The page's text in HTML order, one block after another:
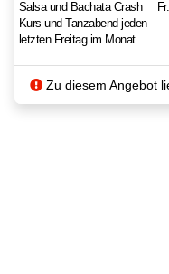
Salsa und Bachata Crash
Kurs und Tanzabend jeden
letzten Freitag im Monat
Zu diesem Angebot